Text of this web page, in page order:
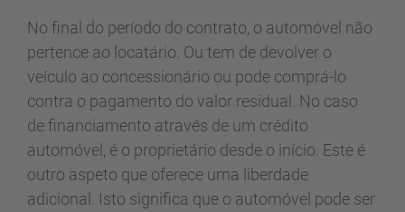
No final do período do contrato, o automóvel não
pertence ao locatário. Ou tem de devolver o
veículo ao concessionário ou pode comprá-lo
contra o pagamento do valor residual. No caso
de financiamento através de um crédito
automóvel, é o proprietário desde o início. Este é
outro aspeto que oferece uma liberdade
adicional. Isto significa que o automóvel pode ser